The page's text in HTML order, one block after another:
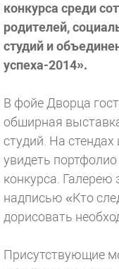
конкурса среди
родителей,
студий и
успеха-2014».
В фойе Дворца
обширная
студий. На
увидеть
конкурса. Галерею
надписью «Кто
дорисовать
Присутствующие